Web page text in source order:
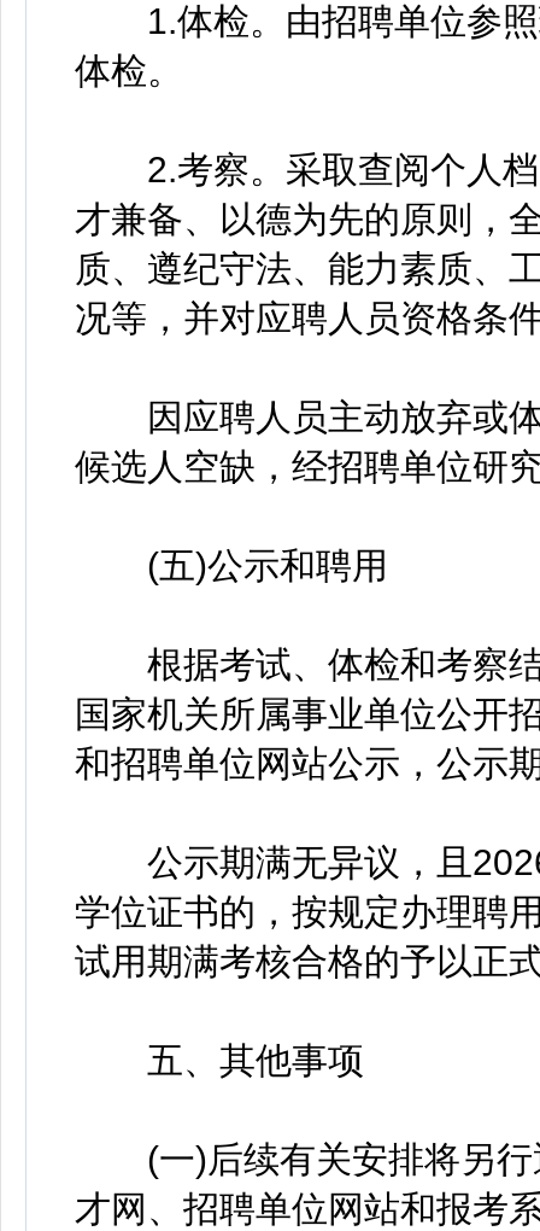
1.体检。由招聘单位参照
体检。
2.考察。采取查阅个人档
才兼备、以德为先的原则，
质、遵纪守法、能力素质、
况等，并对应聘人员资格条
因应聘人员主动放弃或体
候选人空缺，经招聘单位研
(五)公示和聘用
根据考试、体检和考察结
国家机关所属事业单位公开
和招聘单位网站公示，公示
公示期满无异议，且
学位证书的，按规定办理聘
试用期满考核合格的予以正
五、其他事项
(一)后续有关安排将另行
才网、招聘单位网站和报考